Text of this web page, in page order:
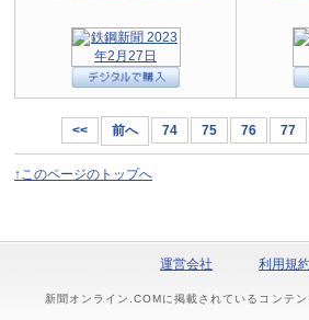
<< 前へ 74 75 76 77
↑このページのトップへ
運営会社 利用規
新聞オンライン.COMに掲載されているコンテ